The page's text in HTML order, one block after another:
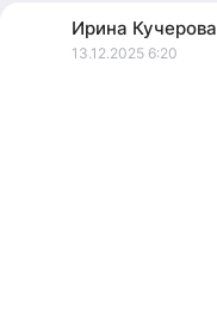
Ирина Кучерова
13.12.2025 6:20